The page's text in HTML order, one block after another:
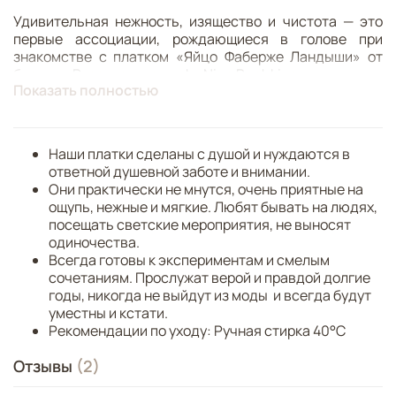
Удивительная нежность, изящество и чистота — это
первые ассоциации, рождающиеся в голове при
знакомстве с платком «Яйцо Фаберже Ландыши» от
ювелирной коллекции Карла Фаберже. Это
драгоценное яйцо 1898 года, подаренное Николаем II
своей супруге императрице Александре
Федоровне. Сувенир на тонких ножках-кабриолетах
покрыт гильошировкой, эмалью, золотом,
бриллиантовыми каплями росы розовой огранки. Само
яйцо обрамляют головки миниатюрных ландышей —
любимых цветов жены императора.
Пасхальный подарок, красующийся в центре принта
платка, был изготовлен в стиле ар-нуво с характерной
для него “натуральной” составляющей.
По периметру женского аксессуара можно увидеть
витиеватую зелень, цветы, императорскую корону,
Показать полностью
Наши платки сделаны с душой и нуждаются в
ответной душевной заботе и внимании.
Они практически не мнутся, очень приятные на
ощупь, нежные и мягкие. Любят бывать на людях,
посещать светские мероприятия, не выносят
одиночества.
Всегда готовы к экспериментам и смелым
сочетаниям. Прослужат верой и правдой долгие
годы, никогда не выйдут из моды и всегда будут
уместны и кстати.
Рекомендации по уходу: Ручная стирка 40°C
Отзывы (2)